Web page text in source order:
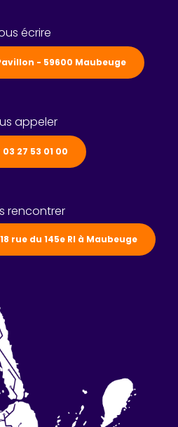
écrire
- 59600 Maubeuge
appeler
03 27 53 01 00
rencontrer
rue du 145e RI à Maubeuge